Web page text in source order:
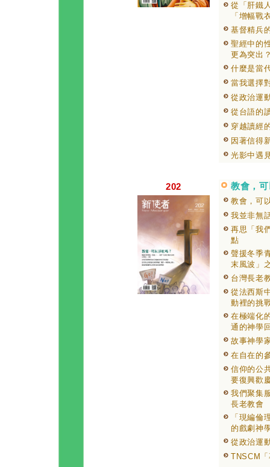
從「肝鐵
「增幅戰
基督精兵
聖經中的
更為突出
什麼是當
當我選擇
從政治運
從台語的
穿越讀經
因著信得
光影中遇
202 教會，
教會，可
我並非無
再思「我
點
聲援冬季
末風波」
台灣長老
從法西斯
動裡的挑
在極端化
通的神學
故事神學
在自在的
信仰的公
要復興歡
我們聚集
長老教會
「現編
的戲劇神
從政治運
TNSCM